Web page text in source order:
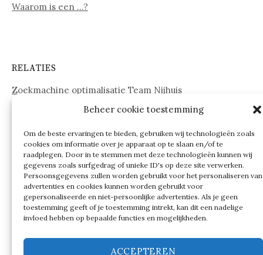
Beheer cookie toestemming
Om de beste ervaringen te bieden, gebruiken wij technologieën zoals
cookies om informatie over je apparaat op te slaan en/of te
raadplegen. Door in te stemmen met deze technologieën kunnen wij
gegevens zoals surfgedrag of unieke ID's op deze site verwerken.
Persoonsgegevens zullen worden gebruikt voor het personaliseren van
advertenties en cookies kunnen worden gebruikt voor
gepersonaliseerde en niet-persoonlijke advertenties. Als je geen
toestemming geeft of je toestemming intrekt, kan dit een nadelige
invloed hebben op bepaalde functies en mogelijkheden.
ACCEPTEREN
Waarom is een …?
RELATIES
Zoekmachine optimalisatie Team Nijhuis